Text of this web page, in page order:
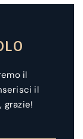
il
il
grazie!